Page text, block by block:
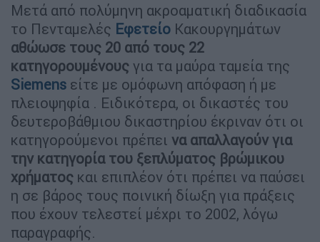
Mετά από πολύμηνη ακροαματική διαδικασία
το Πενταμελές Εφετείο Κακουργημάτων
αθώωσε τους 20 από τους 22
κατηγορουμένους για τα μαύρα ταμεία της
Siemens είτε με ομόφωνη απόφαση ή με
πλειοψηφία . Ειδικότερα, οι δικαστές του
δευτεροβάθμιου δικαστηρίου έκριναν ότι οι
κατηγορούμενοι πρέπει να απαλλαγούν για
την κατηγορία του ξεπλύματος βρώμικου
χρήματος και επιπλέον ότι πρέπει να παύσει
η σε βάρος τους ποινική δίωξη για πράξεις
που έχουν τελεστεί μέχρι το 2002, λόγω
παραγραφής.